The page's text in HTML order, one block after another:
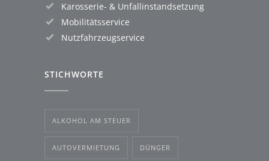
Karosserie- & Unfallinstandsetzung
Mobilitätsservice
Nutzfahrzeugservice
STICHWORTE
ALKOHOL AM STEUER
AUTOVERMIETUNG DÜNGER